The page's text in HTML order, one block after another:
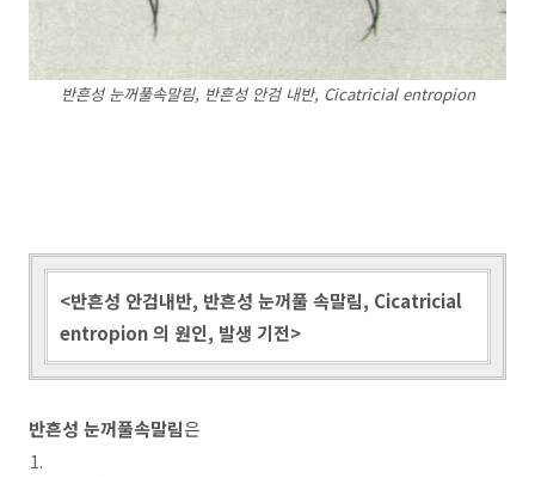
반흔성 눈꺼풀속말림, 반흔성 안검 내반, Cicatricial entropion
<반흔성 안검내반, 반흔성 눈꺼풀 속말림, Cicatricial
entropion 의 원인, 발생 기전>
반흔성 눈꺼풀속말림은